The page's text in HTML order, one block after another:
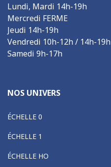
Lundi, Mardi 14h-19h
Mercredi FERME
Jeudi 14h-19h
Vendredi 10h-12h / 14h-19h
Samedi 9h-17h
NOS UNIVERS
ÉCHELLE 0
ÉCHELLE 1
ÉCHELLE HO